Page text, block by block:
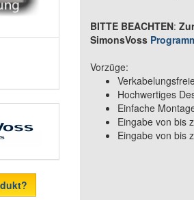
BITTE BEACHTEN:
SimonsVoss
Vorzüge:
Hochwertiges
Einfache
Eingabe von bis
Eingabe von bis